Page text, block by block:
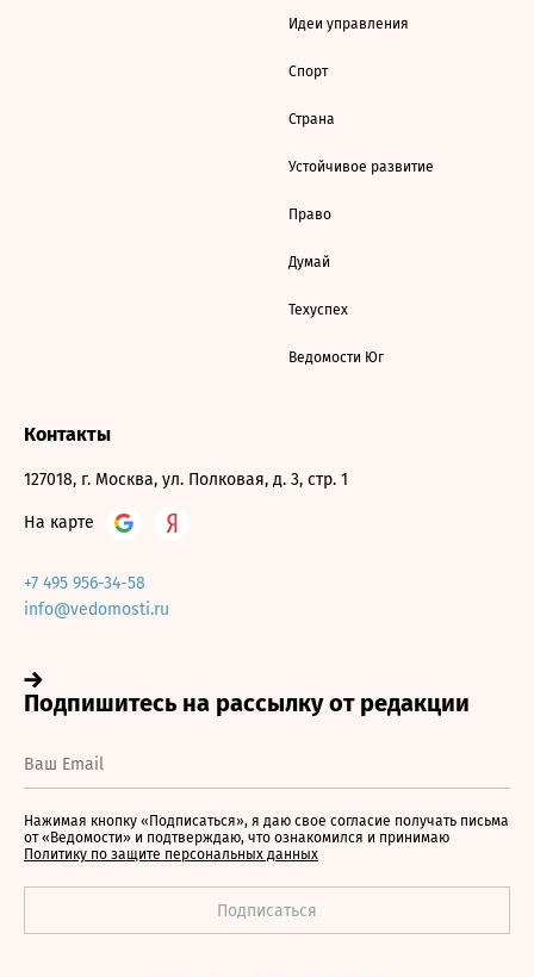
Идеи управления
Спорт
Страна
Устойчивое развитие
Право
Думай
Техуспех
Ведомости Юг
Контакты
127018, г. Москва, ул. Полковая, д. 3, стр. 1
На карте
+7 495 956-34-58
info@vedomosti.ru
Нажимая кнопку «Подписаться», я даю свое согласие получать письма
от «Ведомости» и подтверждаю, что ознакомился и принимаю
Политику по защите персональных данных